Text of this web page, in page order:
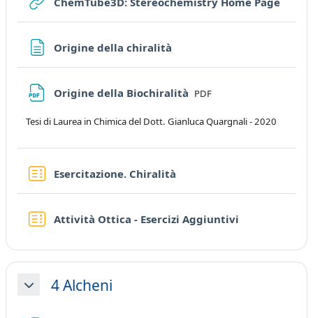
Origine della chiralità
Origine della Biochiralità File
PDF
Tesi di Laurea in Chimica del Dott. Gianluca Quargnali - 2020
Esercitazione. Chiralità
Attività Ottica - Esercizi Aggiuntivi
Collapse4 Alcheni